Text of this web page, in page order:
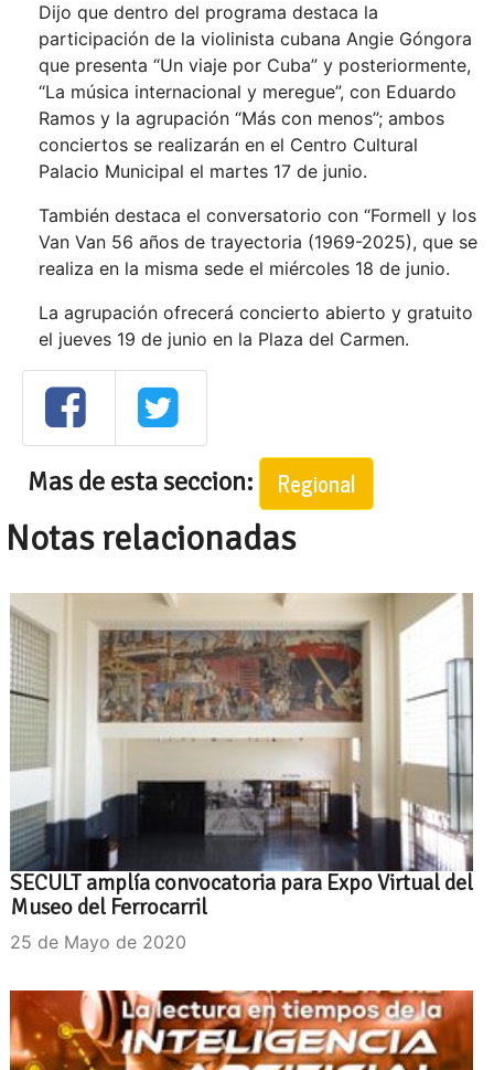
Dijo que dentro del programa destaca la
participación de la violinista cubana Angie Góngora
que presenta “Un viaje por Cuba” y posteriormente,
“La música internacional y meregue”, con Eduardo
Ramos y la agrupación “Más con menos”; ambos
conciertos se realizarán en el Centro Cultural
Palacio Municipal el martes 17 de junio.
También destaca el conversatorio con “Formell y los
Van Van 56 años de trayectoria (1969-2025), que se
realiza en la misma sede el miércoles 18 de junio.
La agrupación ofrecerá concierto abierto y gratuito
el jueves 19 de junio en la Plaza del Carmen.
Mas de esta seccion: Regional
Notas relacionadas
SECULT amplía convocatoria para Expo Virtual del
Museo del Ferrocarril
25 de Mayo de 2020